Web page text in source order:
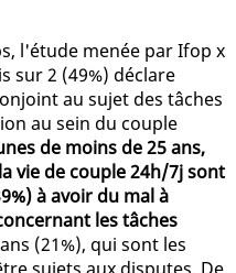
l'étude menée par Ifop x
sur 2 (49%) déclare
au sujet des tâches
au sein du couple
de moins de 25 ans,
vie de couple 24h/7j sont
à avoir du mal à
les tâches
(21%), qui sont les